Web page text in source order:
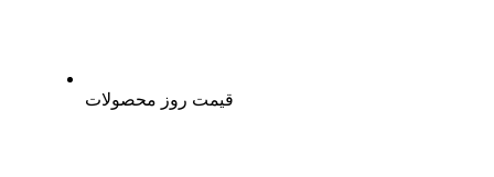
قیمت روز محصولات